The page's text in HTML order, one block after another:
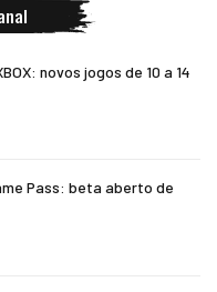
novos jogos de 10 a 14
Pass: beta aberto de